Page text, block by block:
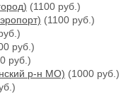
(1100 руб.)
(1100 руб.)
руб.)
руб.)
р-н МО) (1000 руб.)